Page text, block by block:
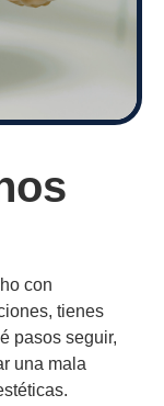
con
tienes
pasos seguir,
una mala